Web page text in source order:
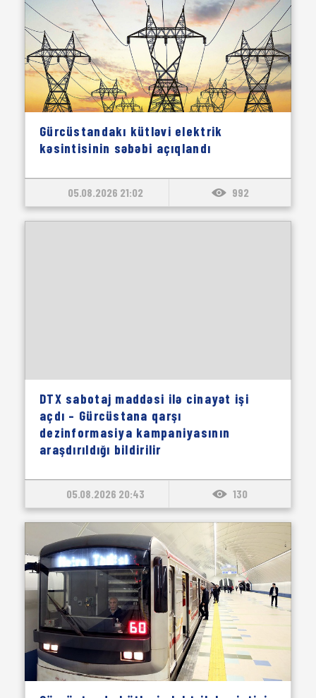
Gürcüstandakı kütləvi elektrik
kəsintisinin səbəbi açıqlandı
05.08.2026 21:02 992
DTX sabotaj maddəsi ilə cinayət işi
açdı – Gürcüstana qarşı
dezinformasiya kampaniyasının
araşdırıldığı bildirilir
05.08.2026 20:43 130